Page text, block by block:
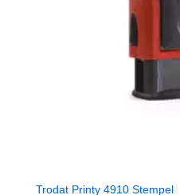
Trodat Printy 4910 Stempel